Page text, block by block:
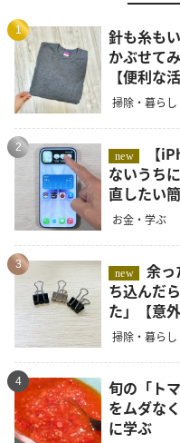
1
針も糸も
かぶせて
【便利な
掃除・暮らし
2
new
ないうち
直したい
お金・学ぶ
3
new
余った「ダブルクリップ」を車に持
ち込んだ
た」【意
掃除・暮らし
4
旬の「ト
をムダな
に学ぶ